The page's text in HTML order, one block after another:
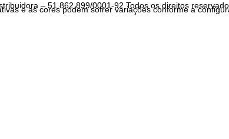
– 51.862.899/0001-92 Todos os direitos
e as cores podem sofrer variações conforme a